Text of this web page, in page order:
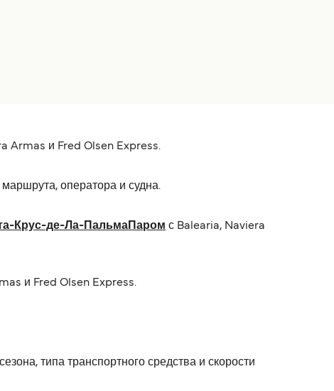
Armas и Fred Olsen Express.
оператора и судна.
Крус-де-Ла-ПальмаПаром с Balearia, Naviera
и Fred Olsen Express.
типа транспортного средства и скорости